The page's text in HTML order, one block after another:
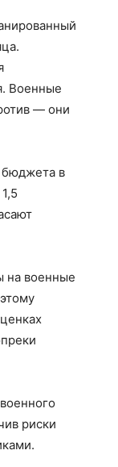
Военные
— они
бюджета в
на военные
риски